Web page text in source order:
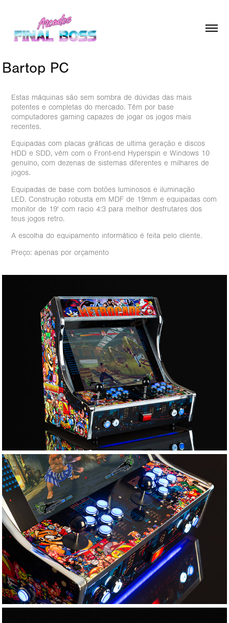
Bartop PC
Estas máquinas são sem sombra de dúvidas das mais
potentes e completas do mercado. Têm por base
computadores gaming capazes de jogar os jogos mais
recentes.
Equipadas com placas gráficas de ultima geração e discos
HDD e SDD, vêm com o Front-end Hyperspin e Windows 10
genuíno, com dezenas de sistemas diferentes e milhares de
jogos.
Equipadas de base com botões luminosos e iluminação
LED. Construção robusta em MDF de 19mm e equipadas com
monitor de 19' com racio 4:3 para melhor desfrutares dos
teus jogos retro.
A escolha do equipamento informático é feita pelo cliente.
Preço: apenas por orçamento